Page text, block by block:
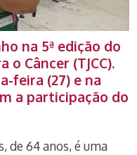
na 5ª edição do
o Câncer (TJCC).
feira (27) e na
a participação do
de 64 anos, é uma